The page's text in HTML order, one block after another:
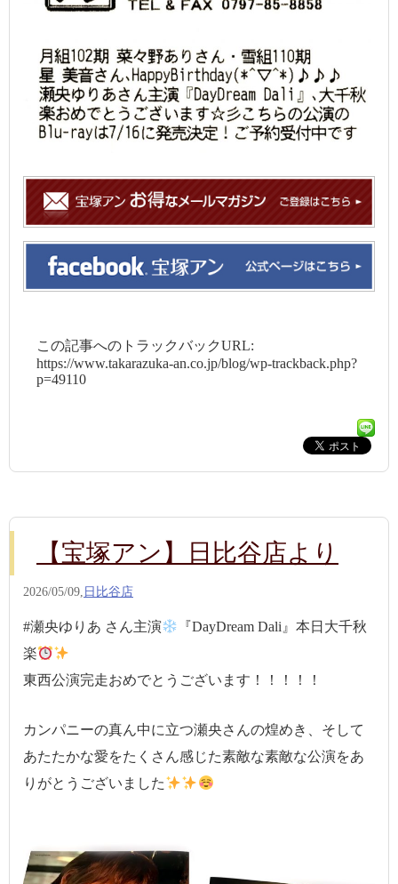
この記事へのトラックバックURL:
https://www.takarazuka-an.co.jp/blog/wp-trackback.php?
p=49110
【宝塚アン】日比谷店より
2026/05/09, 日比谷店
#瀬央ゆりあ さん主演
『DayDream Dali』本日大千秋
楽
東西公演完走おめでとうございます！！！！！
カンパニーの真ん中に立つ瀬央さんの煌めき、そして
あたたかな愛をたくさん感じた素敵な素敵な公演をあ
りがとうございました